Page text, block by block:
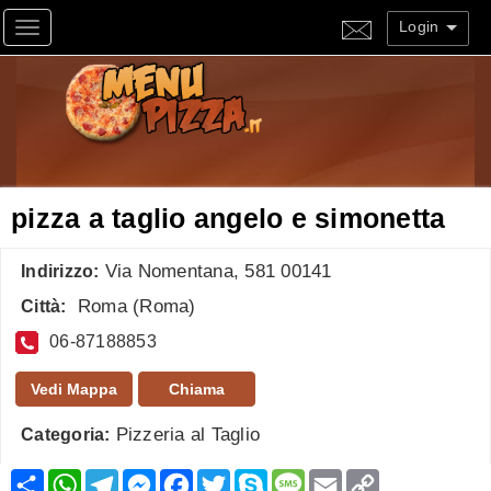
Toggle navigation Login
pizza a taglio angelo e simonetta
Indirizzo: Via Nomentana, 581 00141
Città: Roma (Roma)
06-87188853
Vedi Mappa Chiama
Categoria: Pizzeria al Taglio
CondividiWhatsApp
TelegramMessenger
Facebook
TwitterSkypeMessage
Email